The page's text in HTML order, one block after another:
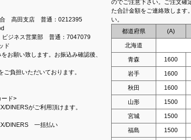
合 高田支店 普通：0212395
ジネス営業部 普通：7047079
ド
お願い致します。お振込み確認後、
負担いただいております。
ード>
DINERSがご利用頂けます。
DINERS 一括払い
のでご注意下さい。ご注文確
た合計金額をご連絡致しま
い。
都道府県
(A)
北海道
青森 1600
岩手 1600
秋田 1600
山形 1500
宮城 1500
福島 1500